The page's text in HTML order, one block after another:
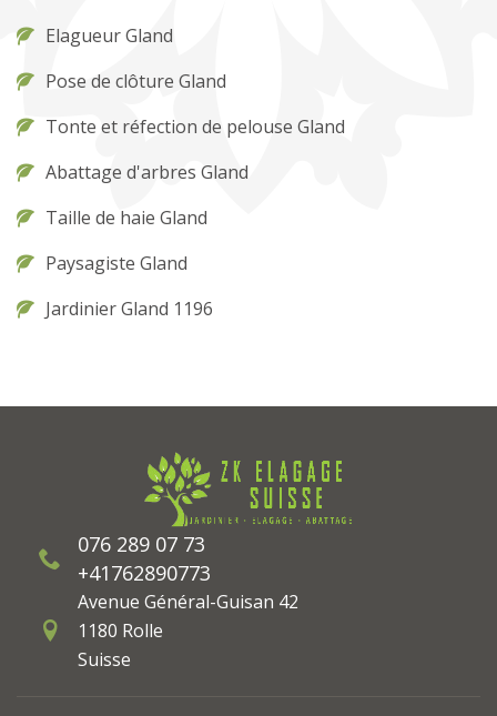
Elagueur Gland
Pose de clôture Gland
Tonte et réfection de pelouse Gland
Abattage d'arbres Gland
Taille de haie Gland
Paysagiste Gland
Jardinier Gland 1196
076 289 07 73
+41762890773
Avenue Général-Guisan 42
1180 Rolle
Suisse